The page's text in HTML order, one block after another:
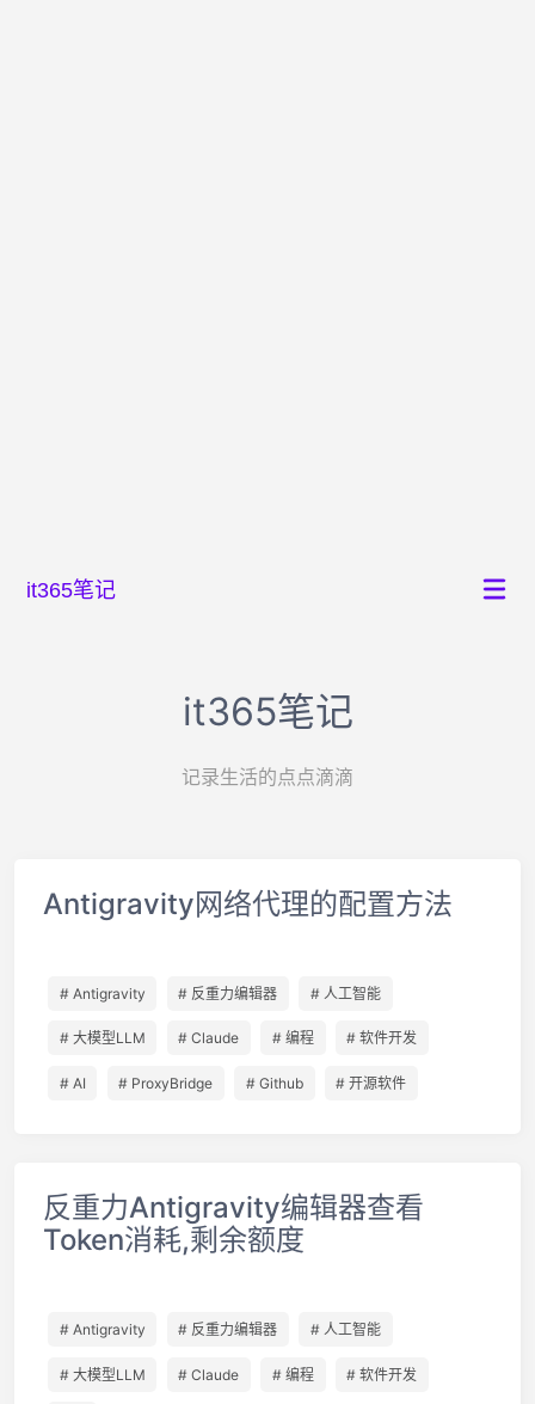
it365笔记
it365笔记
记录生活的点点滴滴
Antigravity网络代理的配置方法
# Antigravity # 反重力编辑器 # 人工智能
# 大模型LLM # Claude # 编程 # 软件开发
# AI # ProxyBridge # Github # 开源软件
反重力Antigravity编辑器查看
Token消耗,剩余额度
# Antigravity # 反重力编辑器 # 人工智能
# 大模型LLM # Claude # 编程 # 软件开发